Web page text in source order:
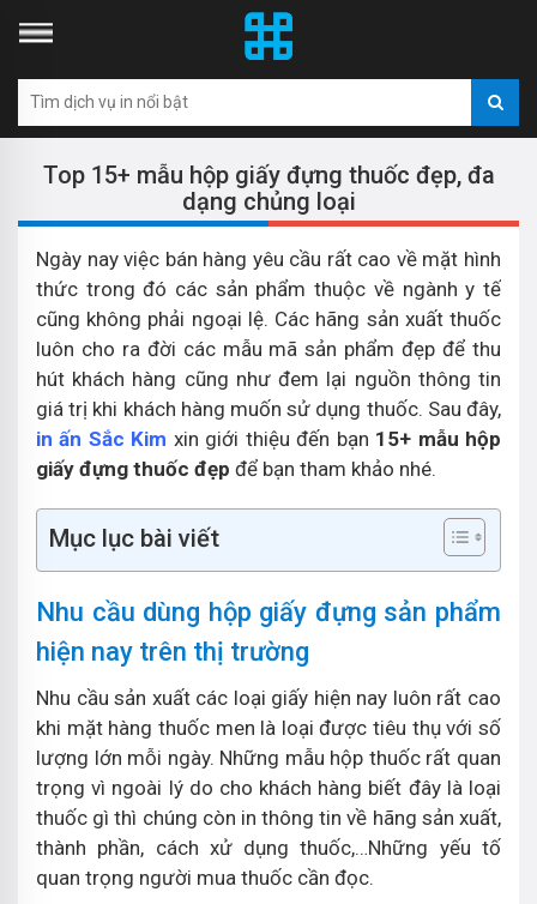
Top 15+ mẫu hộp giấy đựng thuốc đẹp, đa
dạng chủng loại
Ngày nay việc bán hàng yêu cầu rất cao về mặt hình
thức trong đó các sản phẩm thuộc về ngành y tế
cũng không phải ngoại lệ. Các hãng sản xuất thuốc
luôn cho ra đời các mẫu mã sản phẩm đẹp để thu
hút khách hàng cũng như đem lại nguồn thông tin
giá trị khi khách hàng muốn sử dụng thuốc. Sau đây,
in ấn Sắc Kim xin giới thiệu đến bạn 15+ mẫu hộp
giấy đựng thuốc đẹp để bạn tham khảo nhé.
Mục lục bài viết
Nhu cầu dùng hộp giấy đựng sản phẩm
hiện nay trên thị trường
Nhu cầu sản xuất các loại giấy hiện nay luôn rất cao
khi mặt hàng thuốc men là loại được tiêu thụ với số
lượng lớn mỗi ngày. Những mẫu hộp thuốc rất quan
trọng vì ngoài lý do cho khách hàng biết đây là loại
thuốc gì thì chúng còn in thông tin về hãng sản xuất,
thành phần, cách xử dụng thuốc,…Những yếu tố
quan trọng người mua thuốc cần đọc.